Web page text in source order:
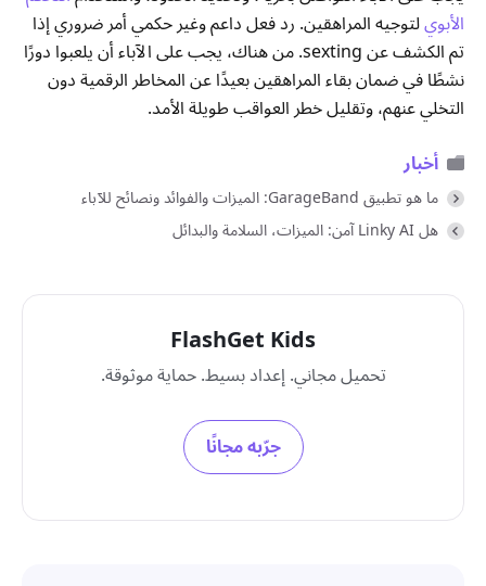
الأبويلتوجيه المراهقين. رد فعل داعم وغير حكمي أمر ضروري إذا
تم الكشف عن sexting. من هناك، يجب على الآباء أن يلعبوا دورًا
نشطًا في ضمان بقاء المراهقين بعيدًا عن المخاطر الرقمية دون
التخلي عنهم، وتقليل خطر العواقب طويلة الأمد.
أخبار
ما هو تطبيق GarageBand: الميزات والفوائد ونصائح للآباء
هل Linky AI آمن: الميزات، السلامة والبدائل
FlashGet Kids
تحميل مجاني. إعداد بسيط. حماية موثوقة.
جرّبه مجانًا